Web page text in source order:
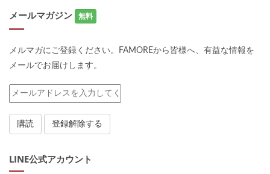
メールマガジン 無料
メルマガにご登録ください。FAMOREから皆様へ、有益な情報を
メールでお届けします。
LINE公式アカウント